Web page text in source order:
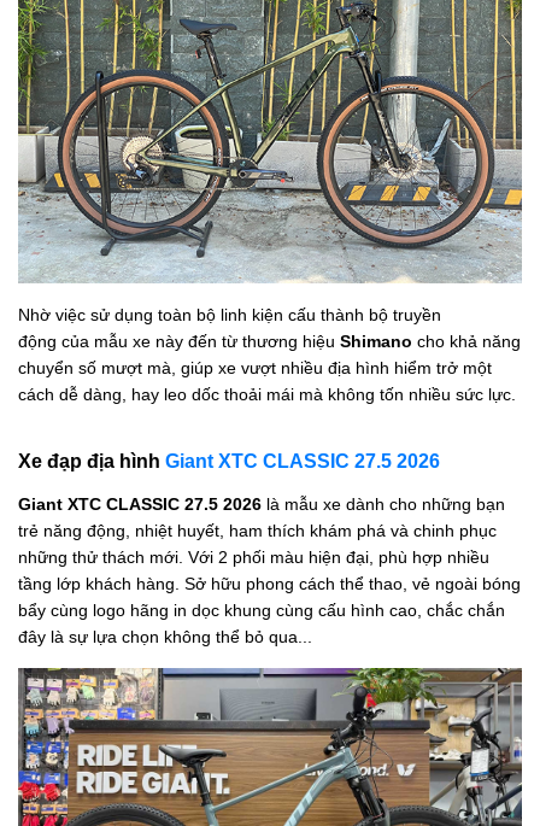
Nhờ việc sử dụng toàn bộ linh kiện cấu thành bộ truyền
động của mẫu xe này đến từ thương hiệu Shimano cho khả năng
chuyển số mượt mà, giúp xe vượt nhiều địa hình hiểm trở một
cách dễ dàng, hay leo dốc thoải mái mà không tốn nhiều sức lực.
Xe đạp địa hình Giant XTC CLASSIC 27.5 2026
Giant XTC CLASSIC 27.5 2026 là mẫu xe dành cho những bạn
trẻ năng động, nhiệt huyết, ham thích khám phá và chinh phục
những thử thách mới. Với 2 phối màu hiện đại, phù hợp nhiều
tầng lớp khách hàng. Sở hữu phong cách thể thao, vẻ ngoài bóng
bẩy cùng logo hãng in dọc khung cùng cấu hình cao, chắc chắn
đây là sự lựa chọn không thể bỏ qua...